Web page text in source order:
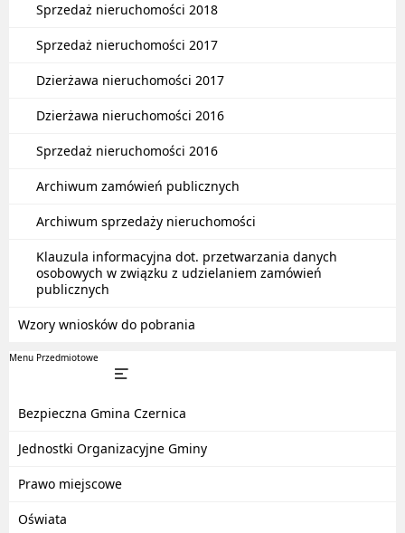
Sprzedaż nieruchomości 2018
Sprzedaż nieruchomości 2017
Dzierżawa nieruchomości 2017
Dzierżawa nieruchomości 2016
Sprzedaż nieruchomości 2016
Archiwum zamówień publicznych
Archiwum sprzedaży nieruchomości
Klauzula informacyjna dot. przetwarzania danych
osobowych w związku z udzielaniem zamówień
publicznych
Wzory wniosków do pobrania
Menu Przedmiotowe
Bezpieczna Gmina Czernica
Jednostki Organizacyjne Gminy
Prawo miejscowe
Oświata